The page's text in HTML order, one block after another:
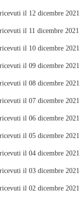
il 12 dicembre 2021
il 11 dicembre 2021
il 10 dicembre 2021
il 09 dicembre 2021
il 08 dicembre 2021
il 07 dicembre 2021
il 06 dicembre 2021
il 05 dicembre 2021
il 04 dicembre 2021
il 03 dicembre 2021
il 02 dicembre 2021